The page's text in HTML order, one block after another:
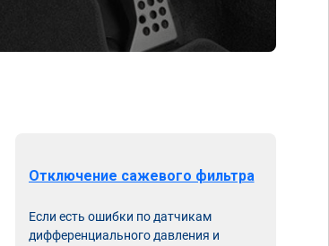
Отключение сажевого фильтра
Если есть ошибки по датчикам
дифференциального давления и